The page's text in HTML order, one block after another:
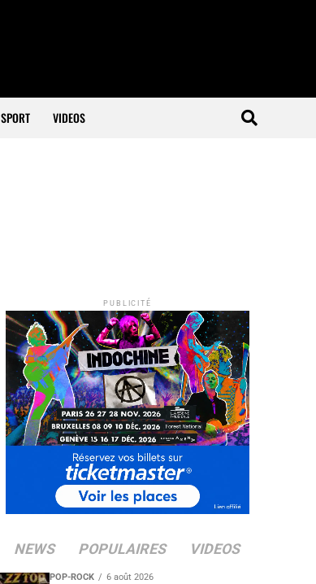
SPORT VIDEOS
PUBLICITÉ
NEWS POPULAIRES VIDEOS
POP-ROCK 6 août 2026